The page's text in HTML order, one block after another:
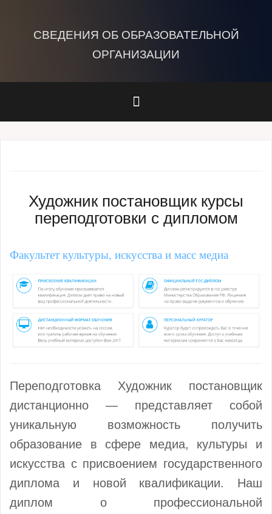
СВЕДЕНИЯ ОБ ОБРАЗОВАТЕЛЬНОЙ
ОРГАНИЗАЦИИ
Художник постановщик курсы
переподготовки с дипломом
Факультет культуры, искусства и масс медиа
Переподготовка Художник постановщик
дистанционно — представляет собой
уникальную возможность получить
образование в сфере медиа, культуры и
искусства с присвоением государственного
диплома и новой квалификации. Наш
диплом о профессиональной